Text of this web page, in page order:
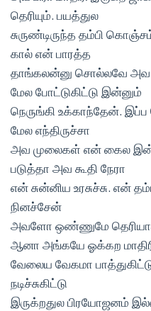
தெரியும். பயத்துல
சுருண்டிருந்த தம்பி
கால் என் பாரத்த
தாங்கலன்னு சொல்லவே
மேல போட்டுகிட்டு இன்னும்
நெருங்கி உக்காந்தேன்.
மேல எந்திருச்சா
அவ முலைகள் என் கைல
படுத்தா அவ கூதி நேரா
என் சுன்னிய உரசுச்சு. என்
நினச்சேன்
அவளோ ஒண்ணுமே தெரியாத
ஆனா அங்கயே ஓக்கற
வேலைய வேகமா
நடிச்சுகிட்டு
இருக்றதுல பிரயோஜனம்